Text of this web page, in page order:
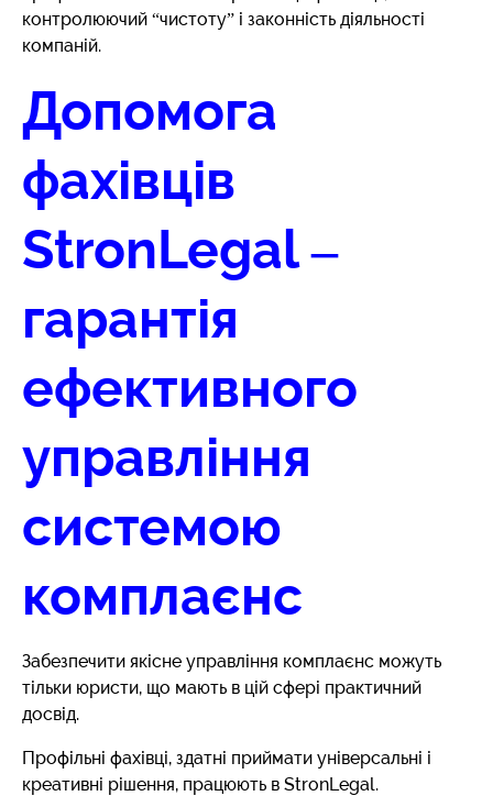
контролюючий “чистоту” і законність діяльності
компаній.
Допомога
фахівців
StronLegal –
гарантія
ефективного
управління
системою
комплаєнс
Забезпечити якісне управління комплаєнс можуть
тільки юристи, що мають в цій сфері практичний
досвід.
Профільні фахівці, здатні приймати універсальні і
креативні рішення, працюють в StronLegal.